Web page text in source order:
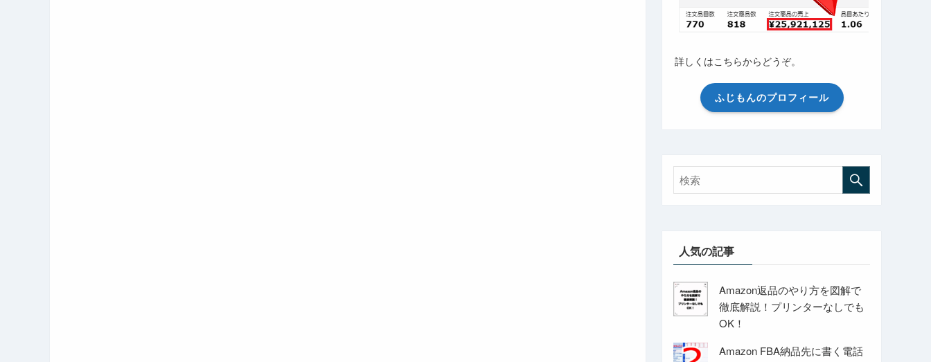
詳しくはこちらからどうぞ。
ふじもんのプロフィール
人気の記事
Amazon返品のやり方を図解で
徹底解説！プリンターなしでも
OK！
Amazon FBA納品先に書く電話